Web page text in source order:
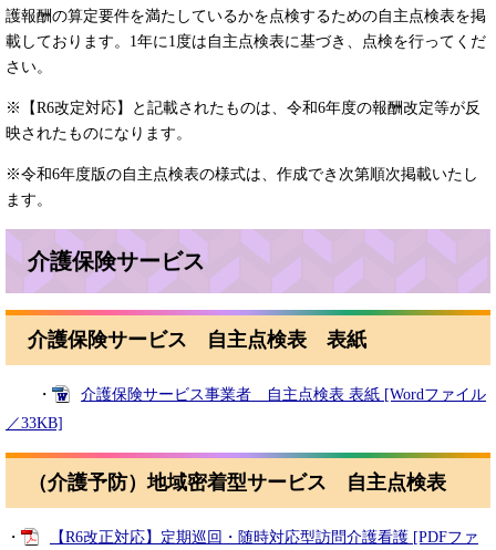
護報酬の算定要件を満たしているかを点検するための自主点検表を掲
載しております。1年に1度は自主点検表に基づき、点検を行ってくだ
さい。
※【R6改定対応】と記載されたものは、令和6年度の報酬改定等が反
映されたものになります。
※令和6年度版の自主点検表の様式は、作成でき次第順次掲載いたし
ます。
介護保険サービス
介護保険サービス 自主点検表 表紙
・
介護保険サービス事業者 自主点検表 表紙 [Wordファイル
／33KB]
（介護予防）地域密着型サービス 自主点検表
・
【R6改正対応】定期巡回・随時対応型訪問介護看護 [PDFファ